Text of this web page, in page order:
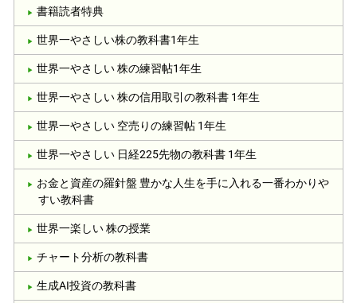
書籍読者特典
世界一やさしい株の教科書1年生
世界一やさしい 株の練習帖1年生
世界一やさしい 株の信用取引の教科書 1年生
世界一やさしい 空売りの練習帖 1年生
世界一やさしい 日経225先物の教科書 1年生
お金と資産の羅針盤 豊かな人生を手に入れる一番わかりや
すい教科書
世界一楽しい 株の授業
チャート分析の教科書
生成AI投資の教科書